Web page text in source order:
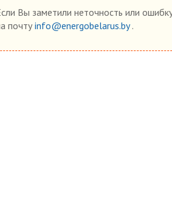
Вы заметили неточность или
почту info@energobelarus.by.